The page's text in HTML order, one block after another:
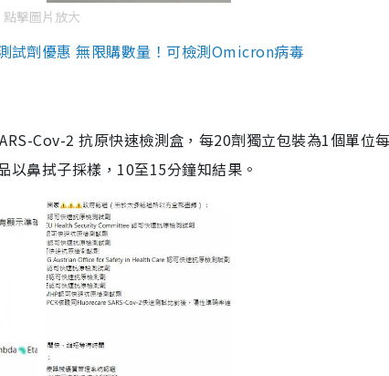
點擊圖片放大
試劑優惠 無限購數量！可檢測Omicron病毒
Cov-2 抗原快速檢測盒，每20劑獨立包裝為1個單位
鼻拭子採樣，10至15分鐘知結果。